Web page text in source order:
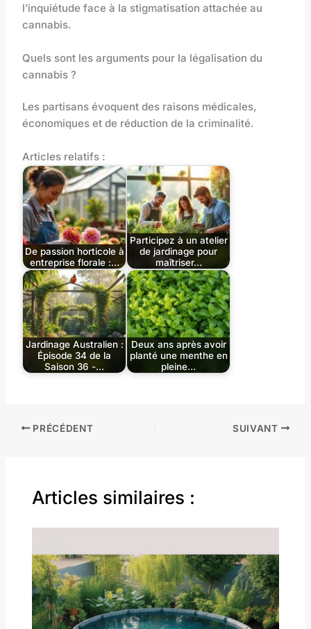
l’inquiétude face à la stigmatisation attachée au
cannabis.
Quels sont les arguments pour la légalisation du
cannabis ?
Les partisans évoquent des raisons médicales,
économiques et de réduction de la criminalité.
Articles relatifs :
De passion horticole à
entreprise florale :…
Participez à un atelier
de jardinage pour
maîtriser…
Jardinage Australien :
Épisode 34 de la
Saison 36 -…
Deux ans après avoir
planté une menthe en
pleine…
PRÉCÉDENT SUIVANT
Articles similaires :